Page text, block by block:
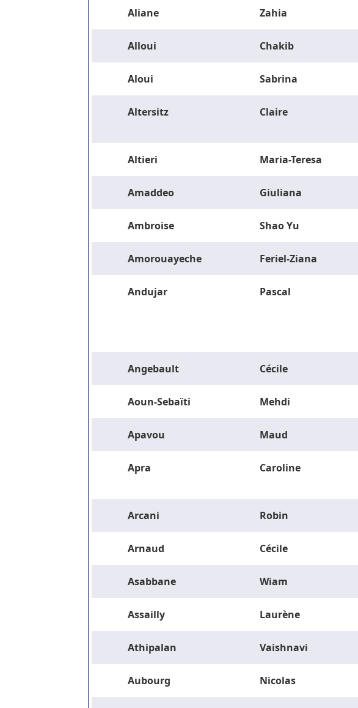
Aliane Zahia
Alloui Chakib
Aloui Sabrina
Altersitz Claire
Altieri Maria-Teresa
Amaddeo Giuliana
Ambroise Shao Yu
Amorouayeche Feriel-Ziana
Andujar Pascal
Angebault Cécile
Aoun-Sebaïti Mehdi
Apavou Maud
Apra Caroline
Arcani Robin
Arnaud Cécile
Asabbane Wiam
Assailly Laurène
Athipalan Vaishnavi
Aubourg Nicolas